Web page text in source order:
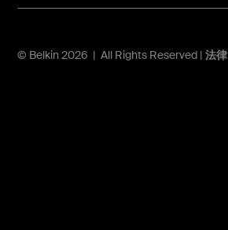
© Belkin 2026 | All Rights Reserved | 法律